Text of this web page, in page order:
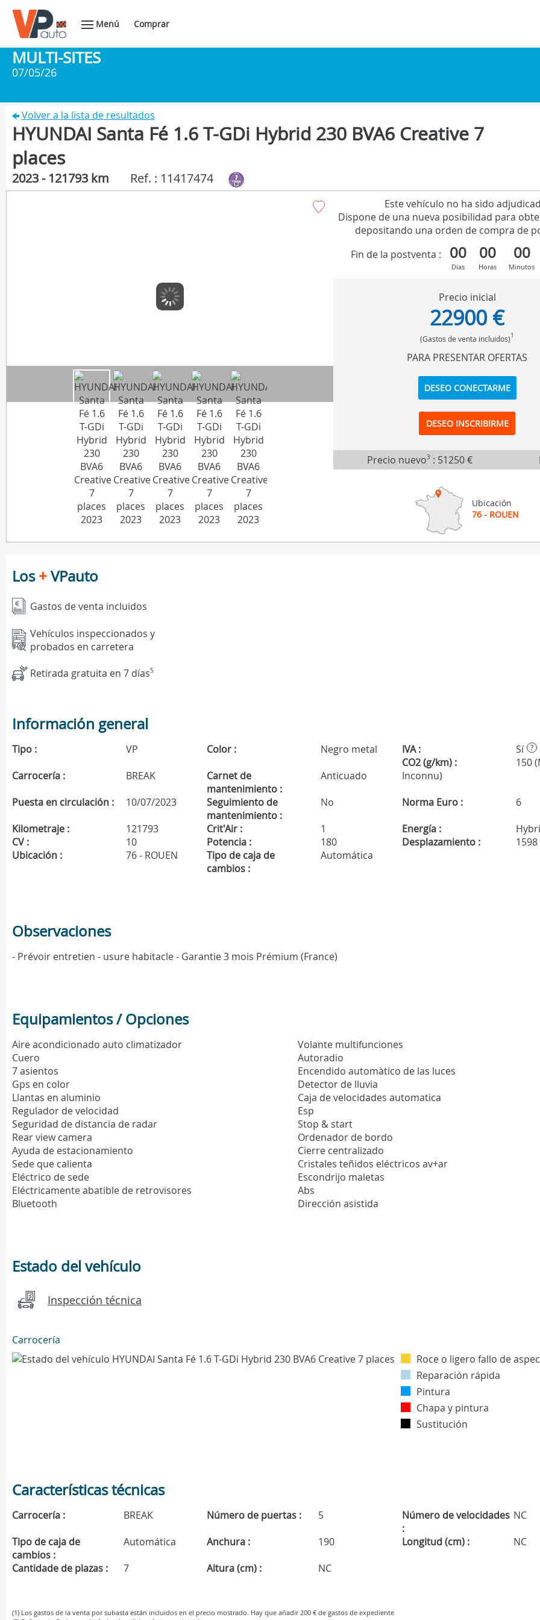
Menú Comprar
MULTI-SITES
07/05/26
Volver a la lista de resultados
HYUNDAI Santa Fé 1.6 T-GDi Hybrid 230 BVA6 Creative 7
places
2023 - 121793 km Ref. : 11417474
Este vehículo no ha sido
Dispone de una nueva posibilidad para
depositando una orden de compra de
Fin de la postventa :
00
Días
00
Horas
00
Minutos
Precio inicial
22900 €
(Gastos de venta incluidos)1
PARA PRESENTAR OFERTAS
DESEO CONECTARME
DESEO INSCRIBIRME
Precio nuevo3 : 51250 €
Ubicación
76 - ROUEN
Los+VPauto
Gastos de venta incluidos
Vehículos inspeccionados y
probados en carretera
Retirada gratuita en 7 días5
Información general
Tipo : VP Color : Negro metal IVA : Sí ?
Carrocería : BREAK
Carnet de
mantenimiento :
Anticuado
CO2 (g/km) :
150
Inconnu)
Puesta en circulación :
10/07/2023
Seguimiento de
mantenimiento :
No Norma Euro :
6
Kilometraje :
121793 Crit'Air : 1 Energía :
CV :
10 Potencia : 180 Desplazamiento :
1598
Ubicación :
76 - ROUEN
Tipo de caja de
cambios :
Automática
Observaciones
- Prévoir entretien - usure habitacle - Garantie 3 mois Prémium (France)
Equipamientos / Opciones
Aire acondicionado auto climatizador
Cuero
7 asientos
Gps en color
Llantas en aluminio
Regulador de velocidad
Seguridad de distancia de radar
Rear view camera
Ayuda de estacionamiento
Sede que calienta
Eléctrico de sede
Eléctricamente abatible de retrovisores
Bluetooth
Volante multifunciones
Autoradio
Encendido automàtico de las luces
Detector de lluvia
Caja de velocidades automatica
Esp
Stop & start
Ordenador de bordo
Cierre centralizado
Cristales teñidos eléctricos av+ar
Escondrijo maletas
Abs
Dirección asistida
Estado del vehículo
Inspección técnica
Carrocería
Roce o ligero fallo de
Reparación rápida
Pintura
Chapa y pintura
Sustitución
Características técnicas
Carrocería : BREAK Número de puertas : 5
Número de velocidades
:
NC
Tipo de caja de
cambios :
Automática Anchura : 190 Longitud (cm) :
NC
Cantidade de plazas :
7 Altura (cm) : NC
(1) Los gastos de la venta por subasta están incluidos en el precio mostrado. Hay que añadir 200 € de gastos de expediente